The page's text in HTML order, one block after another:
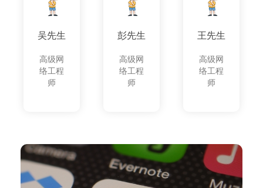
吴先生
高级网
络工程
师
彭先生
高级网
络工程
师
王先生
高级网
络工程
师